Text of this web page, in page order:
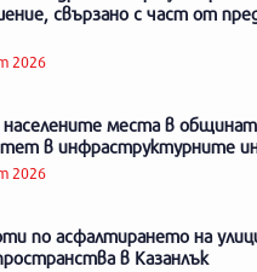
свързано с част от
2026
населените места в
в инфраструктурните
2026
по асфалтирането на
в Казанлък